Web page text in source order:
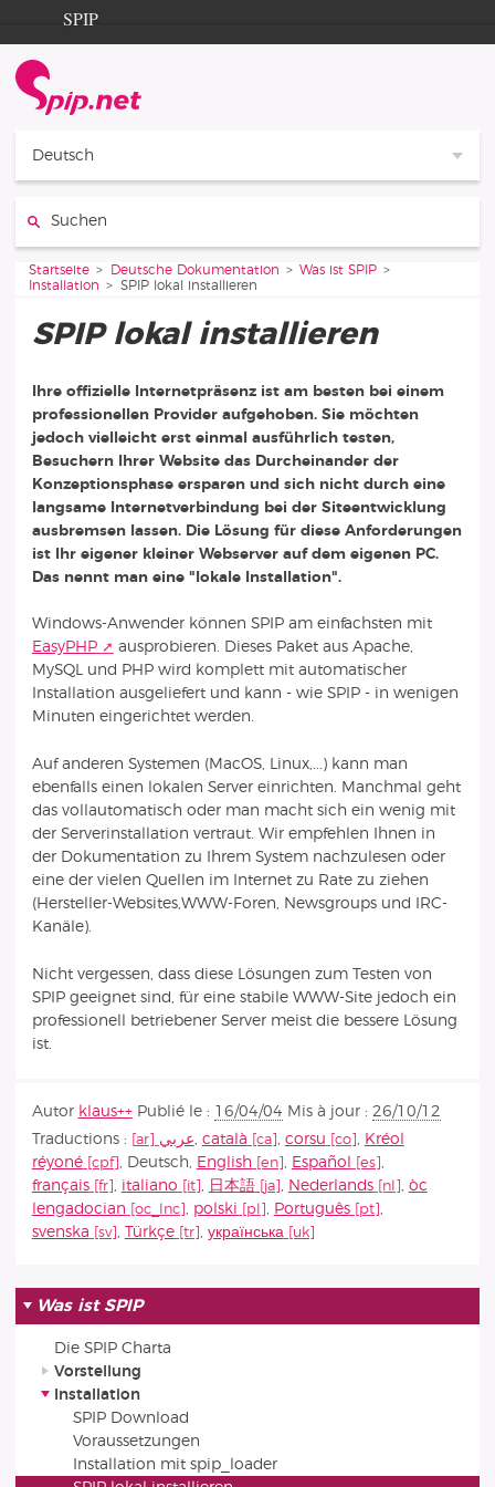
Aller au contenu
Aller à la navigation
SPIP
Documentation
Contribution
Deutsch
Vous êtes ici :
Startseite Deutsche Dokumentation
Was ist SPIP
Installation
SPIP lokal installieren
SPIP lokal installieren
Ihre offizielle Internetpräsenz ist am besten bei einem
professionellen Provider aufgehoben. Sie möchten
jedoch vielleicht erst einmal ausführlich testen,
Besuchern Ihrer Website das Durcheinander der
Konzeptionsphase ersparen und sich nicht durch eine
langsame Internetverbindung bei der Siteentwicklung
ausbremsen lassen. Die Lösung für diese Anforderungen
ist Ihr eigener kleiner Webserver auf dem eigenen PC.
Das nennt man eine "lokale Installation".
Windows-Anwender können SPIP am einfachsten mit
EasyPHP
ausprobieren. Dieses Paket aus Apache,
MySQL und PHP wird komplett mit automatischer
Installation ausgeliefert und kann - wie SPIP - in wenigen
Minuten eingerichtet werden.
Auf anderen Systemen (MacOS, Linux,...) kann man
ebenfalls einen lokalen Server einrichten. Manchmal geht
das vollautomatisch oder man macht sich ein wenig mit
der Serverinstallation vertraut. Wir empfehlen Ihnen in
der Dokumentation zu Ihrem System nachzulesen oder
eine der vielen Quellen im Internet zu Rate zu ziehen
(Hersteller-Websites,WWW-Foren, Newsgroups und IRC-
Kanäle).
Nicht vergessen, dass diese Lösungen zum Testen von
SPIP geeignet sind, für eine stabile WWW-Site jedoch ein
professionell betriebener Server meist die bessere Lösung
ist.
Autor klaus++ Publié le : 16/04/04 Mis à jour : 26/10/12
Traductions :
عربي català corsu
Kréol
réyoné
Deutsch English Español
français
italiano 日本語 Nederlands
òc
lengadocian
polski Português
svenska
Türkçe українська
Was ist SPIP
Die SPIP Charta
Vorstellung
Installation
SPIP Download
Voraussetzungen
Installation mit spip_loader